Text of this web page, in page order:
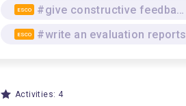
ESCO #give constructive feedback
ESCO #write an evaluation reports
Activities: 4